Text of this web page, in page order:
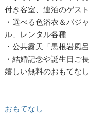
付き客室、連泊のゲス
・選べる色浴衣＆パジ
ル、レンタル各種
・公共露天「黒根岩風
・結婚記念や誕生日ご
嬉しい無料のおもてな
おもてなし